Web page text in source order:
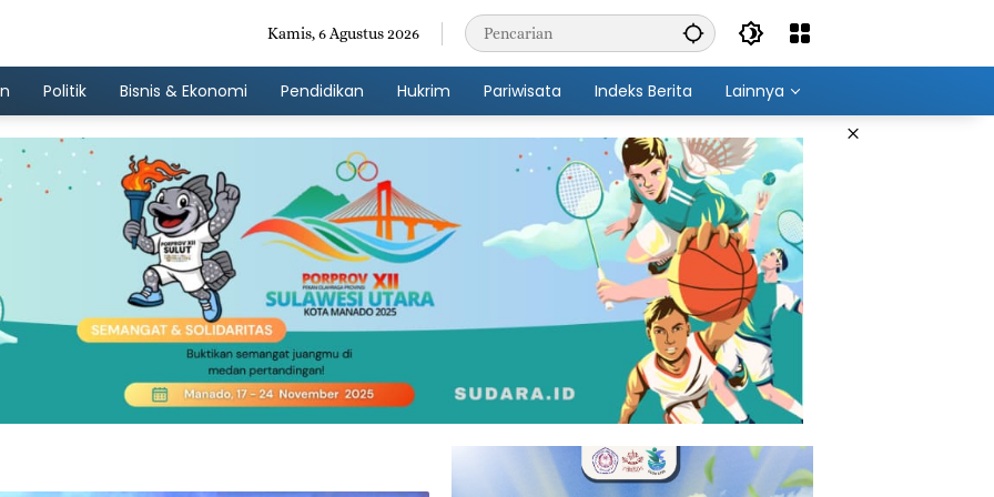
Kamis, 6 Agustus 2026
Politik Bisnis & Ekonomi Pendidikan Hukrim Pariwisata Indeks Berita Lainnya
×